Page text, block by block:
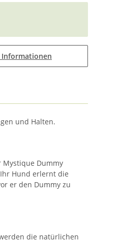
Informationen
und Halten.
Dummy
Hund erlernt die
er den Dummy zu
die natürlichen